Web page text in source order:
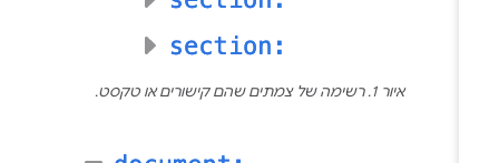
איור 1. רשימה של צמתים שהם קישורים או טקסט.